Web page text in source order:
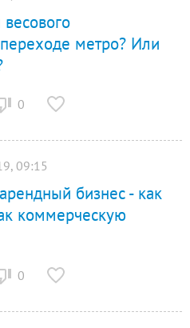
метро? Или
0
09:15
бизнес - как
коммерческую
0